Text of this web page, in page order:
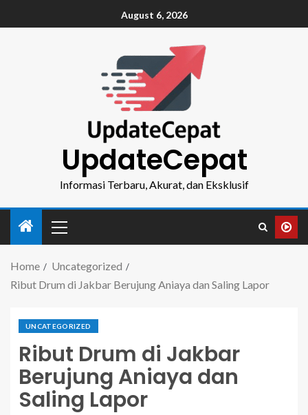
August 6, 2026
UpdateCepat
Informasi Terbaru, Akurat, dan Eksklusif
Home
Uncategorized
Ribut Drum di Jakbar Berujung Aniaya dan Saling Lapor
UNCATEGORIZED
Ribut Drum di Jakbar
Berujung Aniaya dan
Saling Lapor